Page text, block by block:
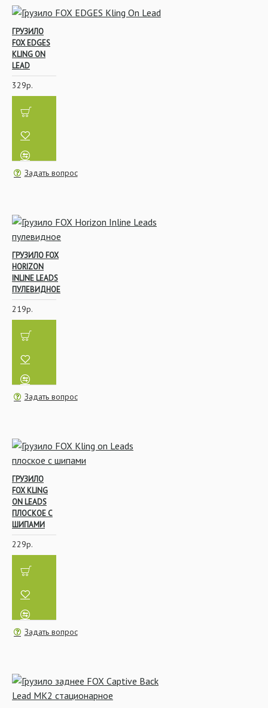
ГРУЗИЛО
FOX EDGES
KLING ON
LEAD
329р.
Задать вопрос
ГРУЗИЛО FOX
HORIZON
INLINE LEADS
ПУЛЕВИДНОЕ
219р.
Задать вопрос
ГРУЗИЛО
FOX KLING
ON LEADS
ПЛОСКОЕ С
ШИПАМИ
229р.
Задать вопрос